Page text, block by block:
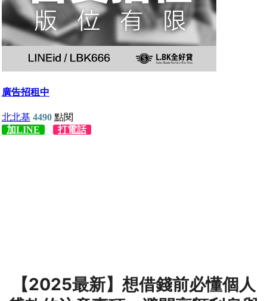
【2025最新】想借錢前必懂個人